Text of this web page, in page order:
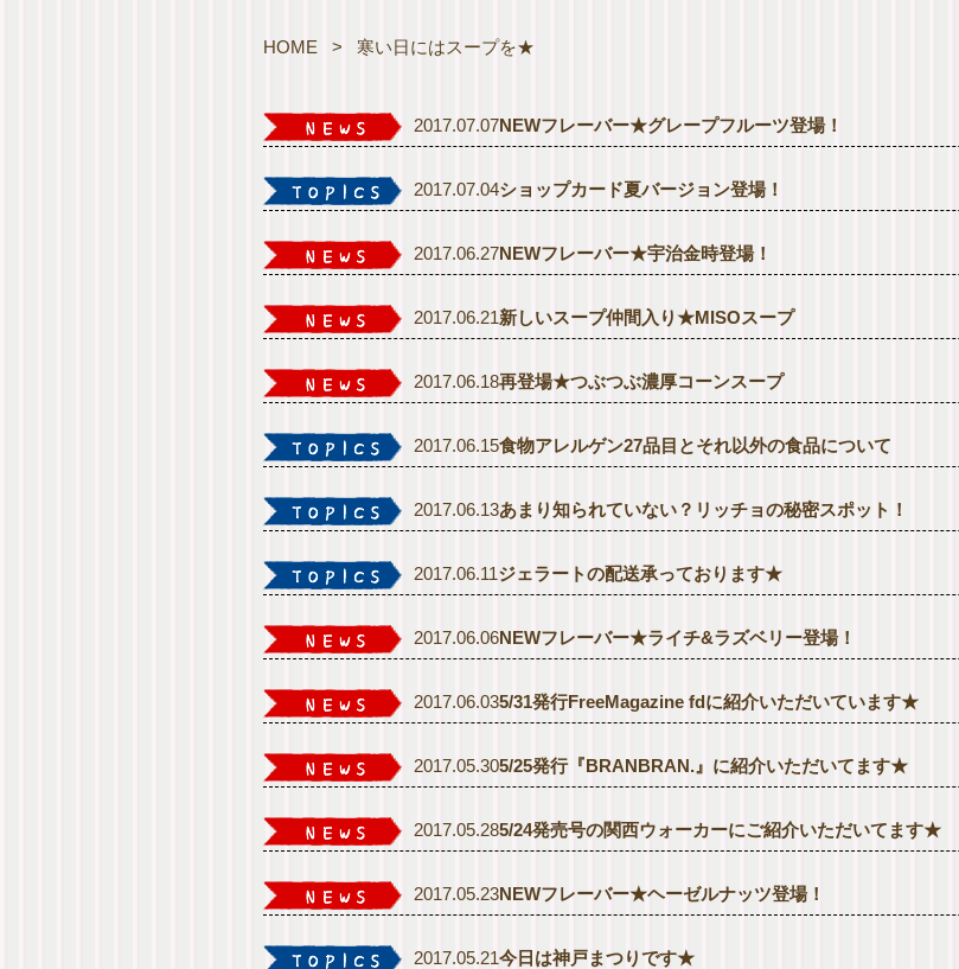
HOME > 寒い日にはスープを★
2017.07.07NEWフレーバー★グレープフルーツ登場！
2017.07.04ショップカード夏バージョン登場！
2017.06.27NEWフレーバー★宇治金時登場！
2017.06.21新しいスープ仲間入り★MISOスープ
2017.06.18再登場★つぶつぶ濃厚コーンスープ
2017.06.15食物アレルゲン27品目とそれ以外の食品について
2017.06.13あまり知られていない？リッチョの秘密スポット！
2017.06.11ジェラートの配送承っております★
2017.06.06NEWフレーバー★ライチ&ラズベリー登場！
2017.06.035/31発行FreeMagazine fdに紹介いただいています★
2017.05.305/25発行『BRANBRAN.』に紹介いただいてます★
2017.05.285/24発売号の関西ウォーカーにご紹介いただいてます★
2017.05.23NEWフレーバー★ヘーゼルナッツ登場！
2017.05.21今日は神戸まつりです★